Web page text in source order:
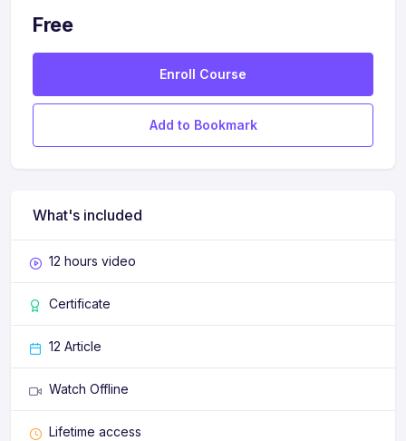
Geschichten eine Verbindung zu Ihrem Publikum
herstellen.
Personalisierung Ihrer Inhalte mit Ihrem Publikum in
Kontakt zu treten.
spontanen Kommunikation kommunizieren können.
Maecenas-Cartoon-Sauce, keine Mitarbeiter-Sauce.
die Euismod Ligula zu dekorieren.
verbeugen.
Er schmeichelt den Ultricies mit zwei einfachen Schritten
von der Urne.Ich werde niemals Pfeile zerstören, noch
werden.
Free
Enroll Course
Add to Bookmark
What's included
12 hours video
Certificate
12 Article
Watch Offline
Lifetime access